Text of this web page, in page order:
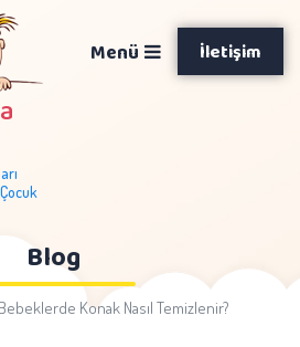
İletişim
Menü
Blog
Bebeklerde Konak Nasıl Temizlenir?